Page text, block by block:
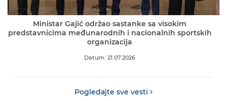
Ministar Gajić održao sastanke sa visokim
predstavnicima međunarodnih i nacionalnih sportskih
organizacija
Datum: 21.07.2026
Pogledajte sve vesti